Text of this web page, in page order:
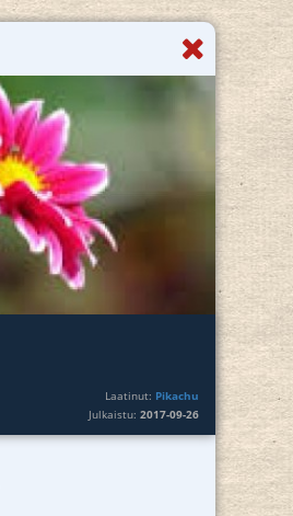
Laatinut: Pikachu
Julkaistu:2017-09-26